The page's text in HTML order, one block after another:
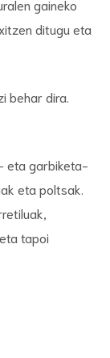
gaineko
ditugu eta
behar dira.
eta garbiketa-
eta poltsak.
tapoi